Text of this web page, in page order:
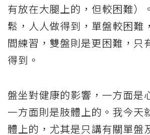
有放在大腿上的，但較困難）
鬆，人人做得到，單盤較困難
間練習，雙盤則是更困難，只
得到。
盤坐對健康的影響，一方面是
一方面則是肢體上的。我今天
體上的，尤其是只講有關單盤